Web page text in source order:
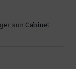
son Cabinet